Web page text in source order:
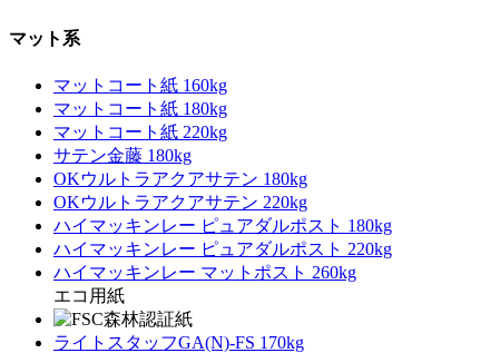
マット系
マットコート紙 160kg
マットコート紙 180kg
マットコート紙 220kg
サテン金藤 180kg
OKウルトラアクアサテン 180kg
OKウルトラアクアサテン 220kg
ハイマッキンレー ピュアダルポスト 180kg
ハイマッキンレー ピュアダルポスト 220kg
ハイマッキンレー マットポスト 260kg
エコ用紙
ライトスタッフGA(N)-FS 170kg